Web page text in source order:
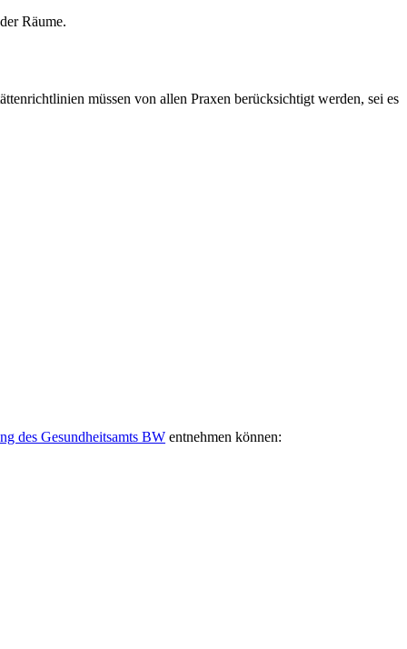
Räume.
müssen von allen Praxen berücksichtigt werden, sei es
des Gesundheitsamts BW entnehmen können: